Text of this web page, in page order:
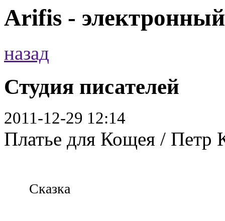
Arifis -
назад
Студия писателей
2011-12-29 12:14
Платье для Кощея / Петр
Сказка